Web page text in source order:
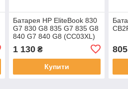
Батарея HP EliteBook 830
G7 830 G8 835 G7 835 G8
840 G7 840 G8 (CC03XL)
1 130₴
Купити
805